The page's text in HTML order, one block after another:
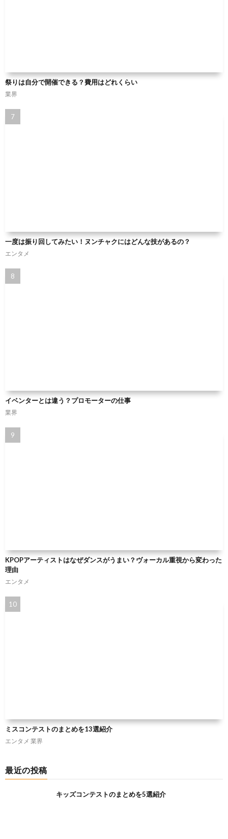
祭りは自分で開催できる？費用はどれくらい
業界
一度は振り回してみたい！ヌンチャクにはどんな技があるの？
エンタメ
イベンターとは違う？プロモーターの仕事
業界
KPOPアーティストはなぜダンスがうまい？ヴォーカル重視から変わった
理由
エンタメ
ミスコンテストのまとめを13選紹介
エンタメ 業界
最近の投稿
キッズコンテストのまとめを5選紹介